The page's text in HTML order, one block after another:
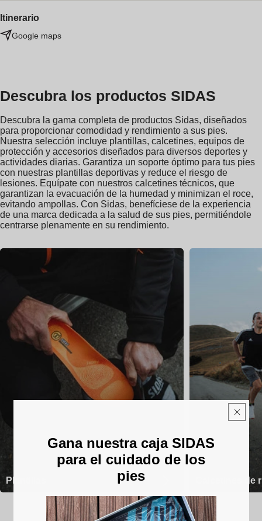
Itinerario
Google maps
Descubra los productos SIDAS
Descubra la gama completa de productos Sidas, diseñados
para proporcionar comodidad y rendimiento a sus pies.
Nuestra selección incluye plantillas, calcetines, equipos de
protección y accesorios diseñados para diversos deportes y
actividades diarias. Garantiza un soporte óptimo para tus pies
con nuestras plantillas deportivas y reduce el riesgo de
lesiones. Equípate con nuestros calcetines técnicos, que
garantizan la evacuación de la humedad y minimizan el roce,
evitando ampollas. Con Sidas, benefíciese de la experiencia
de una marca dedicada a la salud de sus pies, permitiéndole
centrarse plenamente en su rendimiento.
Plantillas Calcetines de
Gana nuestra caja SIDAS
para el cuidado de los
pies